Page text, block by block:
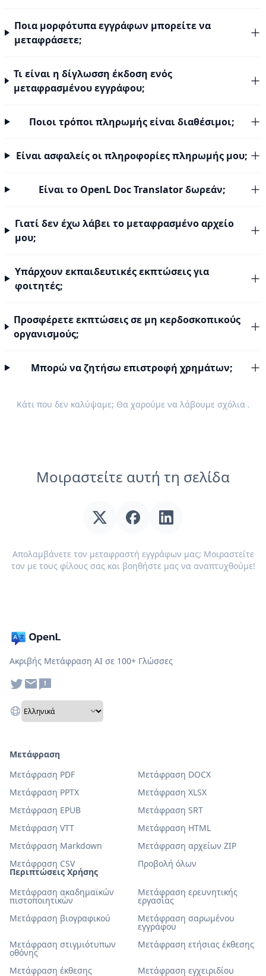
Ποια μορφότυπα εγγράφων μπορείτε να
μεταφράσετε;
Τι είναι η δίγλωσση έκδοση ενός
μεταφρασμένου εγγράφου;
Ποιοι τρόποι πληρωμής είναι διαθέσιμοι;
Είναι ασφαλείς οι πληροφορίες πληρωμής μου;
Είναι το OpenL Doc Translator δωρεάν;
Γιατί δεν έχω λάβει το μεταφρασμένο αρχείο
μου;
Υπάρχουν εκπαιδευτικές εκπτώσεις για
φοιτητές;
Προσφέρετε εκπτώσεις σε μη κερδοσκοπικούς
οργανισμούς;
Μπορώ να ζητήσω επιστροφή χρημάτων;
Κάτι που δεν καλύψαμε; Θα χαρούμε να λάβουμε σχόλια.
Μοιραστείτε αυτή τη σελίδα
Απολαμβάνετε τον μεταφραστή εγγράφων μας; Μοιραστείτε
τον με τους φίλους σας και βοηθήστε μας να αναπτυχθούμε!
Ακριβής Μετάφραση AI σε 100+ Γλώσσες
Περιπτώσεις Χρήσης
Μετάφραση ακαδημαϊκών
πιστοποιητικών
Μετάφραση ερευνητικής
εργασίας
Μετάφραση βιογραφικού
Μετάφραση σαρωμένου
εγγράφου
Μετάφραση στιγμιότυπων
οθόνης
Μετάφραση ετήσιας έκθεσης
Μετάφραση έκθεσης Μετάφραση εγχειριδίου
Μετάφραση
Μετάφραση PDF
Μετάφραση DOCX
Μετάφραση PPTX
Μετάφραση XLSX
Μετάφραση EPUB
Μετάφραση SRT
Μετάφραση VTT
Μετάφραση HTML
Μετάφραση Markdown
Μετάφραση αρχείων ZIP
Μετάφραση CSV
Προβολή όλων